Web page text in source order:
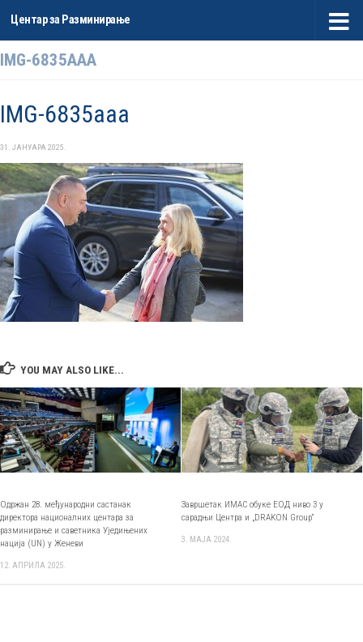
Skip to content
Центар за Разминирање
IMG-6835AAA
IMG-6835aaa
31. ЈАНУАРА 2025.
YOU MAY ALSO LIKE...
Одржан 28. међународни састанак
директора националних центара за
разминирање и саветника Уједињених
нација (UN) у Женеви
12. АПРИЛА 2025.
Завршетак ИМАС обуке ЕОД ниво 3 у
сарадњи Центра и „DRAKON Group“
3. МАЈА 2024.